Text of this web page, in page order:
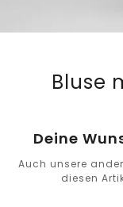
Bluse
Deine
Auch unsere
diesen